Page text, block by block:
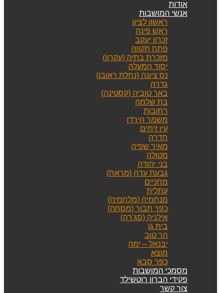
אודות
אנשי המושבות
ראשון לציון
ראש פינה
זכרון יעקב
פתח תקווה
מזכרת בתיה (עקרון)
יסוד המעלה
נס ציונה (נחלת ראובן)
גדרה
באר טוביה (קסטינה)
בת שלמה
רחובות
משמר הירדן
עין זיתים
חדרה
מאיר שפיה
מטולה
בני יהודה
גבעת עדה (מראח)
מחניים
עתלית
מנחמיה (מלחמיה)
כפר תבור (מסחה)
אילניה (סג'רה)
בית גן
הר טוב
יבנאל – ימה
מוצא
כפר סבא
מסמכי המושבות
פקידי הברון רוטשילד
צור קשר